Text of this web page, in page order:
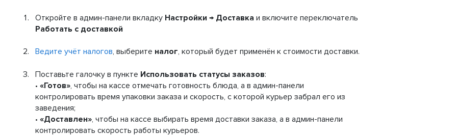
Откройте в админ-панели вкладку Настройки→ Доставка и включите переключатель
Работать с доставкой
Ведите учёт налогов, выберите налог, который будет применён к стоимости доставки.
Поставьте галочку в пункте Использовать статусы заказов:
• «Готов», чтобы на кассе отмечать готовность блюда, а в админ-панели
контролировать время упаковки заказа и скорость, с которой курьер забрал его из
заведения;
• «Доставлен», чтобы на кассе выбирать время доставки заказа, а в админ-панели
контролировать скорость работы курьеров.